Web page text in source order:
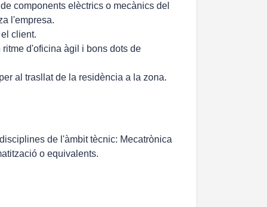
components elèctrics o mecànics del
l'empresa.
client.
d'oficina àgil i bons dots de
al trasllat de la residència a la zona.
de l'àmbit tècnic: Mecatrònica
o equivalents.